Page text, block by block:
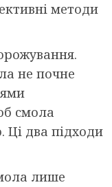
методи
не почне
смола
Ці два підходи
лише